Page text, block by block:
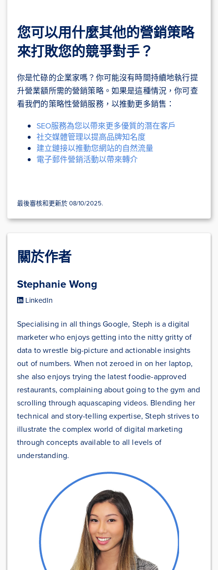
您可以用什麼其他的營銷策略
來打敗您的競爭對手？
你是忙碌的企業家嗎？你可能沒有時間持續地執行提
升營業額所需的營銷策略。如果是這種情況，你可查
看我們的策略性營銷服務，以推動更多銷售：
SEO服務為您以帶來更多優質的潛在客戶
社交媒體管理以提高品牌知名度
建立鏈接以推動您網站的自然流量
電子郵件營銷活動以帶來轉介
最後審核和更新於 08/10/2025.
關於作者
Stephanie Wong
LinkedIn
Specialising in all things Google, Steph is a digital
marketer who enjoys getting into the nitty gritty of
data to wrestle big-picture and actionable insights
out of numbers. When not zeroed in on her laptop,
she also enjoys trying the latest foodie-approved
restaurants, complaining about going to the gym and
scrolling through aquascaping videos. Blending her
technical and story-telling expertise, Steph strives to
illustrate the complex world of digital marketing
through concepts available to all levels of
understanding.